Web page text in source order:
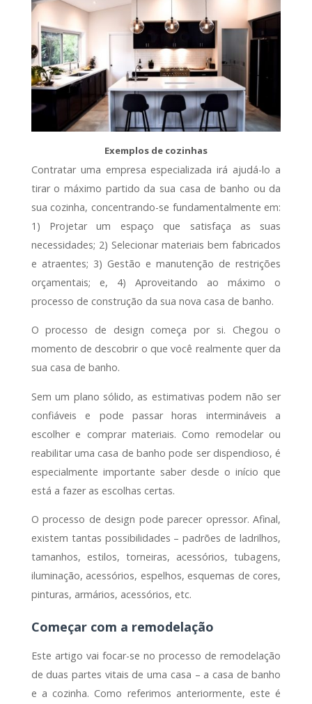
Exemplos de cozinhas
Contratar uma empresa especializada irá ajudá-lo a
tirar o máximo partido da sua casa de banho ou da
sua cozinha, concentrando-se fundamentalmente em:
1) Projetar um espaço que satisfaça as suas
necessidades; 2) Selecionar materiais bem fabricados
e atraentes; 3) Gestão e manutenção de restrições
orçamentais; e, 4) Aproveitando ao máximo o
processo de construção da sua nova casa de banho.
O processo de design começa por si. Chegou o
momento de descobrir o que você realmente quer da
sua casa de banho.
Sem um plano sólido, as estimativas podem não ser
confiáveis e pode passar horas intermináveis a
escolher e comprar materiais. Como remodelar ou
reabilitar uma casa de banho pode ser dispendioso, é
especialmente importante saber desde o início que
está a fazer as escolhas certas.
O processo de design pode parecer opressor. Afinal,
existem tantas possibilidades – padrões de ladrilhos,
tamanhos, estilos, torneiras, acessórios, tubagens,
iluminação, acessórios, espelhos, esquemas de cores,
pinturas, armários, acessórios, etc.
Começar com a remodelação
Este artigo vai focar-se no processo de remodelação
de duas partes vitais de uma casa – a casa de banho
e a cozinha. Como referimos anteriormente, este é